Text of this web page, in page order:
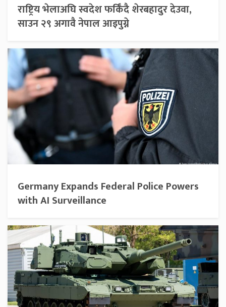
राष्ट्रिय भेलाअघि स्वदेश फर्किँदै शेरबहादुर देउवा,
साउन २९ अगावै नेपाल आइपुग्ने
Germany Expands Federal Police Powers
with AI Surveillance